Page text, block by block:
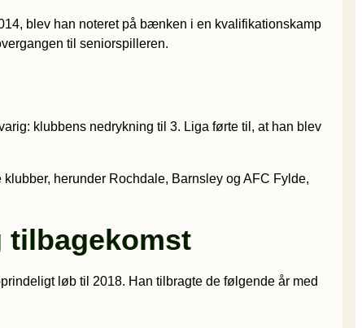
blev han noteret på bænken i en kvalifikationskamp
til seniorspilleren.
klubbens nedrykning til 3. Liga førte til, at han blev
herunder Rochdale, Barnsley og AFC Fylde,
tilbagekomst
løb til 2018. Han tilbragte de følgende år med